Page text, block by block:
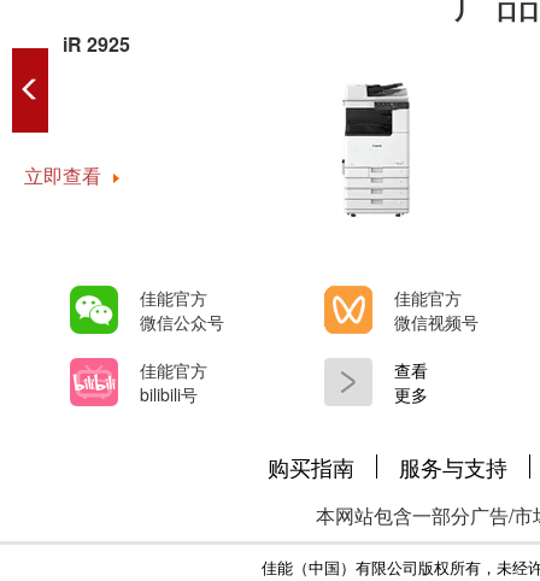
iR 2925
立即查看
佳能官方
微信公众号
佳能官方
微信视频号
佳能官方
bilibili号
查看
更多
购买指南 服务与支持
本网站包含一部分广告/
佳能（中国）有限公司版权所有，未经